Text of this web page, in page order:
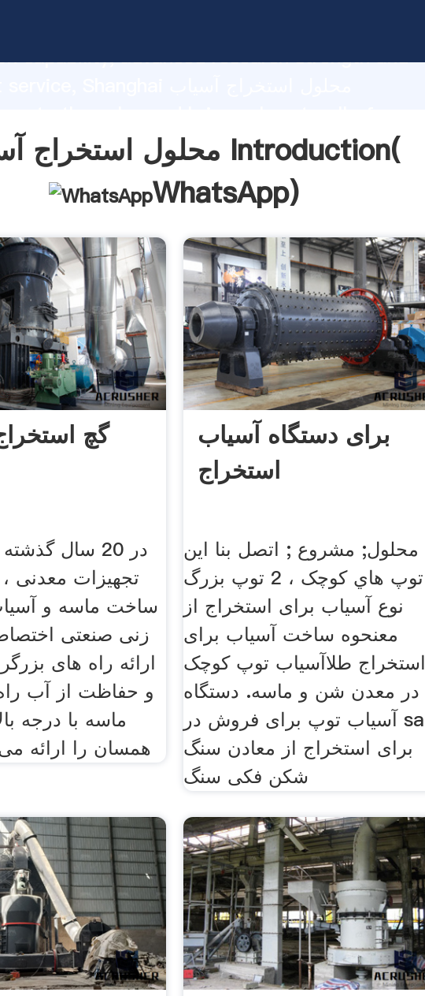
capability, advanced research strength and
محلول استخراج آسیاب Introduction(
WhatsApp)
گچ
در 20 سال
تجهیزات معدنی
ساخت ماسه و
زنی صنعتی
ارائه راه های
و حفاظت از آب
ماسه با درجه
همسان را ارائه
برای دستگاه آسیاب
استخراج
محلول; مشروع ; اتصل بنا اين
توپ هاي کوچک ، 2 توپ بزرگ
نوع آسیاب برای استخراج از
معنحوه ساخت آسیاب برای
استخراج طلاآسیاب توپ کوچک
در معدن شن و ماسه. دستگاه
آسیاب توپ برای فروش در sa
برای استخراج از معادن سنگ
شکن فکی سنگ